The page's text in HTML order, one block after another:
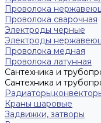
Проволока
Проволока сварочная
Электроды черные
Электроды
Проволока медная
Проволока латунная
Сантехника и
Сантехника и
Краны шаровые
Задвижки, затворы